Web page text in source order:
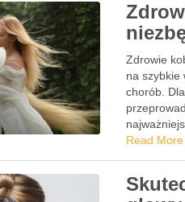
Zdrowie
na szybkie
chorób.
Badanie
Read More